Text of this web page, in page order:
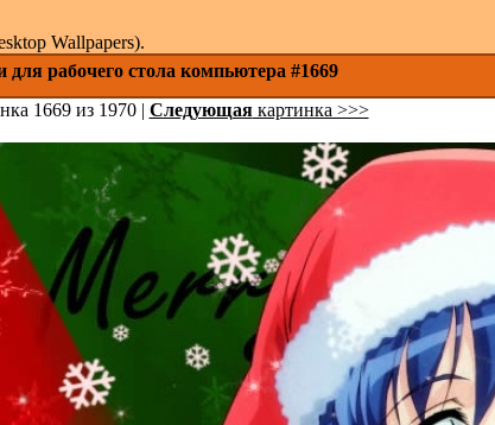
Wallpapers).
рабочего стола компьютера #1669
1669 из 1970 | Следующаякартинка >>>